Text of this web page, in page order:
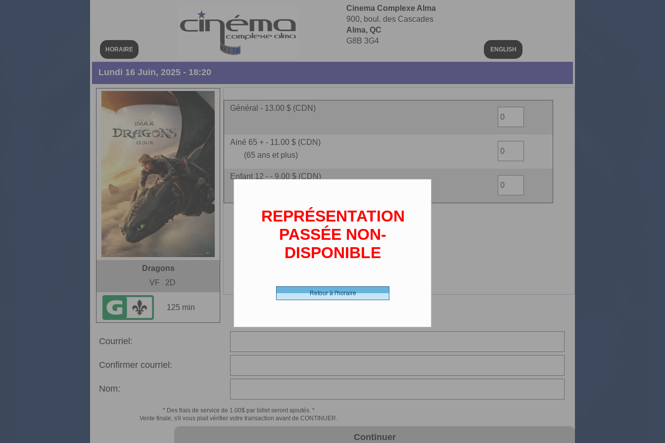
HORAIRE
Cinema Complexe Alma
900, boul. des Cascades
Alma, QC
G8B 3G4
ENGLISH
Lundi 16 Juin, 2025 - 18:20
Dragons
VF
2D
125 min
Général - 13.00 $ (CDN)
Ainé 65 + - 11.00 $ (CDN)
(65 ans et plus)
Enfant 12 - - 9.00 $ (CDN)
Courriel:
Confirmer courriel:
Nom:
* Des frais de service de 1.00$ par billet seront ajoutés. *
Vente finale, s'il vous plait vérifier votre transaction avant de CONTINUER.
Continuer
REPRÉSENTATION
PASSÉE NON-
DISPONIBLE
Retour à l'horaire